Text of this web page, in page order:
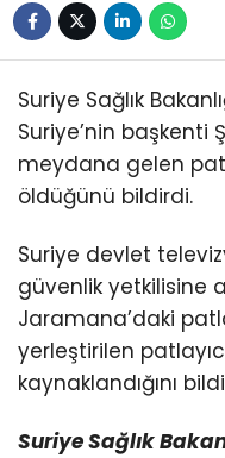
Suriye Sağlık
Suriye’nin başkenti
meydana gelen
öldüğünü bildirdi.
Suriye devlet
güvenlik yetkilisine
Jaramana’daki
yerleştirilen
kaynaklandığını
Suriye Sağlık